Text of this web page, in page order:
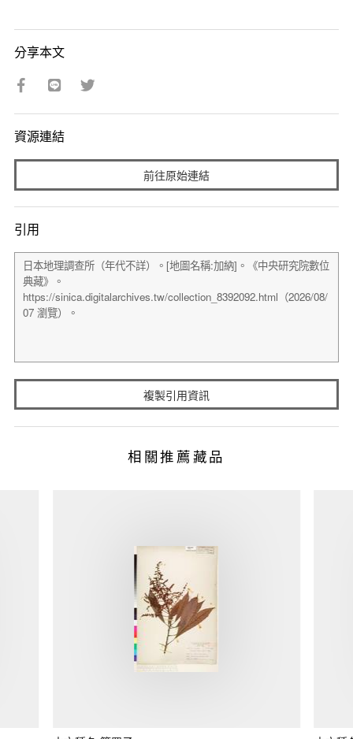
分享本文
資源連結
前往原始連結
引用
複製引用資訊
相關推薦藏品